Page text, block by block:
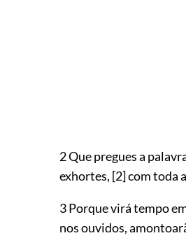
2 Que pregues a
exhortes, [2]com toda
3 Porque virá tempo
nos ouvidos,